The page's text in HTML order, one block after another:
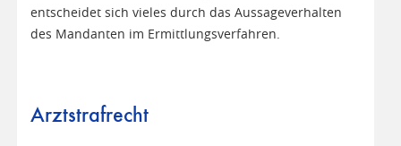
entscheidet sich vieles durch das Aussageverhalten
des Mandanten im Ermittlungsverfahren.
Arztstrafrecht